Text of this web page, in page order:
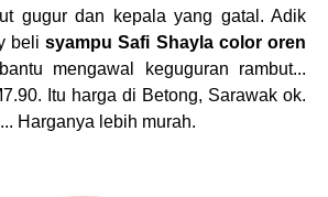
gugur dan kepala yang gatal. Adik
beli syampu Safi Shayla color oren
mengawal keguguran rambut...
Itu harga di Betong, Sarawak ok.
Harganya lebih murah.